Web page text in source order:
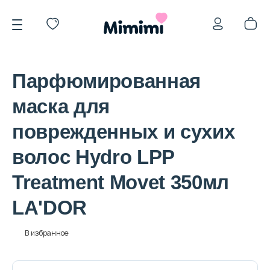
*OVERSTOCK -30%
Уход за лицом
Волосы
Парфюмированная
маска для
поврежденных и сухих
волос Hydro LPP
Treatment Movet 350мл
LA'DOR
В избранное